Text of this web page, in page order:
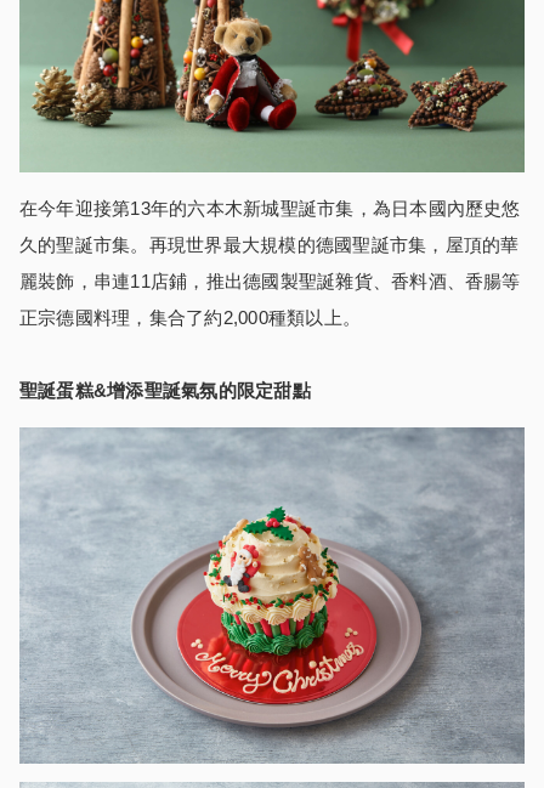
在今年迎接第13年的六本木新城聖誕市集，為日本國內歷史悠
久的聖誕市集。再現世界最大規模的德國聖誕市集，屋頂的華
麗裝飾，串連11店鋪，推出德國製聖誕雜貨、香料酒、香腸等
正宗德國料理，集合了約2,000種類以上。
聖誕蛋糕&增添聖誕氣氛的限定甜點